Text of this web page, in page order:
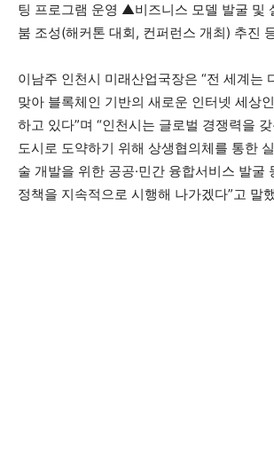
팅 프로그램 운영 ▲비즈니스 모델 발굴 및
붐 조성(해커톤 대회, 컨퍼런스 개최) 추진
이남주 인천시 미래산업국장은 “전 세계는
맞아 블록체인 기반의 새로운 인터넷 세상
하고 있다”며 “인천시는 글로벌 경쟁력을
도시로 도약하기 위해 상생협의체를 통한
술 개발을 위한 공공·민간 융합서비스 발굴
정책을 지속적으로 시행해 나가겠다”고 말